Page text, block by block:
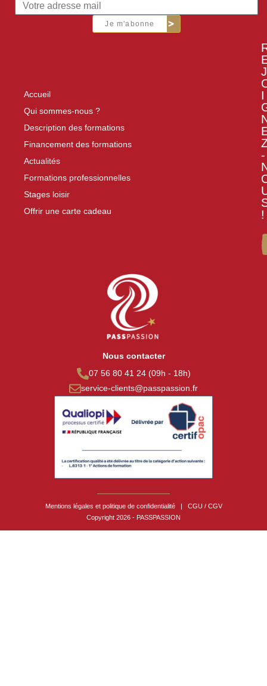
Je m'abonne
Accueil
Qui sommes-nous ?
Description des formations
Financement des formations
Actualités
Formations professionnelles
Stages loisir
Offrir une carte cadeau
J
I
-
!
Nous contacter
07 56 80 41 24 (09h - 18h)
service-clients@passpassion.fr
Mentions légales et politique de confidentialité |
CGU / CGV
Copyright 2026 - PASSPASSION